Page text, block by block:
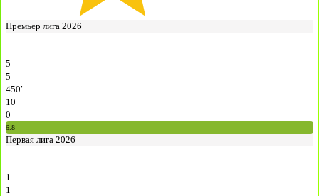
Премьер лига 2026
5
5
450′
10
0
6.8
Первая лига 2026
1
1